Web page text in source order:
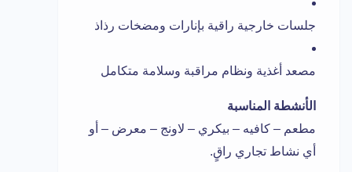
جلسات خارجية راقية بإنارات ومضخات رذاذ
مصعد أغذية ونظام مراقبة وسلامة متكامل
الأنشطة المناسبة
مطعم – كافيه – بيكري – لاونج – معرض – أو
أي نشاط تجاري راقٍ.